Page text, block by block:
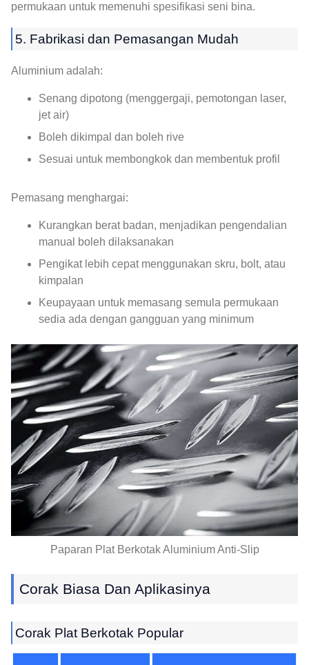
permukaan untuk memenuhi spesifikasi seni bina.
5. Fabrikasi dan Pemasangan Mudah
Aluminium adalah:
Senang dipotong (menggergaji, pemotongan laser,
jet air)
Boleh dikimpal dan boleh rive
Sesuai untuk membongkok dan membentuk profil
Pemasang menghargai:
Kurangkan berat badan, menjadikan pengendalian
manual boleh dilaksanakan
Pengikat lebih cepat menggunakan skru, bolt, atau
kimpalan
Keupayaan untuk memasang semula permukaan
sedia ada dengan gangguan yang minimum
Paparan Plat Berkotak Aluminium Anti-Slip
Corak Biasa Dan Aplikasinya
Corak Plat Berkotak Popular